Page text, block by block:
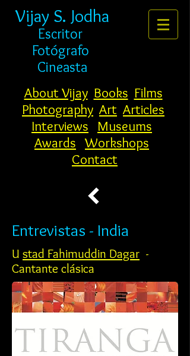
Vijay S. Jodha
Escritor
Fotógrafo
Cineasta
About Vijay Books Films
Photography Art Articles
Interviews
Museums
Awards Workshops
Contact
Entrevistas - India
U stad Fahimuddin Dagar -
Cantante clásica